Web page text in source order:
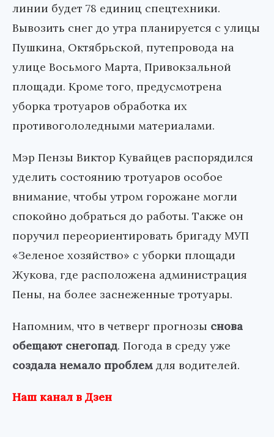
линии будет 78 единиц спецтехники.
Вывозить снег до утра планируется с улицы
Пушкина, Октябрьской, путепровода на
улице Восьмого Марта, Привокзальной
площади. Кроме того, предусмотрена
уборка тротуаров обработка их
противогололедными материалами.
Мэр Пензы Виктор Кувайцев распорядился
уделить состоянию тротуаров особое
внимание, чтобы утром горожане могли
спокойно добраться до работы. Также он
поручил переориентировать бригаду МУП
«Зеленое хозяйство» с уборки площади
Жукова, где расположена администрация
Пены, на более заснеженные тротуары.
Напомним, что в четверг прогнозы снова
обещают снегопад. Погода в среду уже
создала немало проблем для водителей.
Наш канал в Дзен